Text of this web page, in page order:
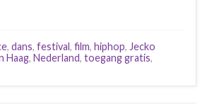
, dans, festival, film, hiphop, Jecko
Haag, Nederland, toegang gratis,